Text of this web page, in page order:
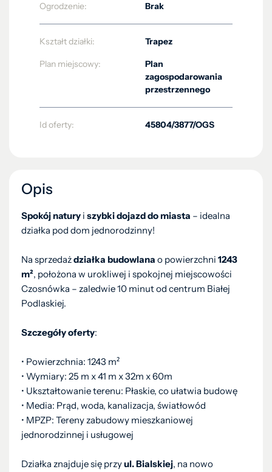
Ogrodzenie:
Brak
Kształt działki: Trapez
Plan miejscowy:
Plan
zagospodarowania
przestrzennego
Id oferty: 45804/3877/OGS
Opis
Spokój natury i szybki dojazd do miasta – idealna
działka pod dom jednorodzinny!
Na sprzedażdziałka budowlana o powierzchni 1243
m², położona w urokliwej i spokojnej miejscowości
Czosnówka – zaledwie 10 minut od centrum Białej
Podlaskiej.
Szczegóły oferty:
• ⁠Powierzchnia: 1243 m²
• ⁠Wymiary: 25 m x 41 m x 32m x 60m
• ⁠Ukształtowanie terenu: Płaskie, co ułatwia budowę
•⁠ Media: Prąd, woda, kanalizacja, światłowód
•⁠ MPZP: Tereny zabudowy mieszkaniowej
jednorodzinnej i usługowej
Działka znajduje się przyul. Bialskiej, na nowo